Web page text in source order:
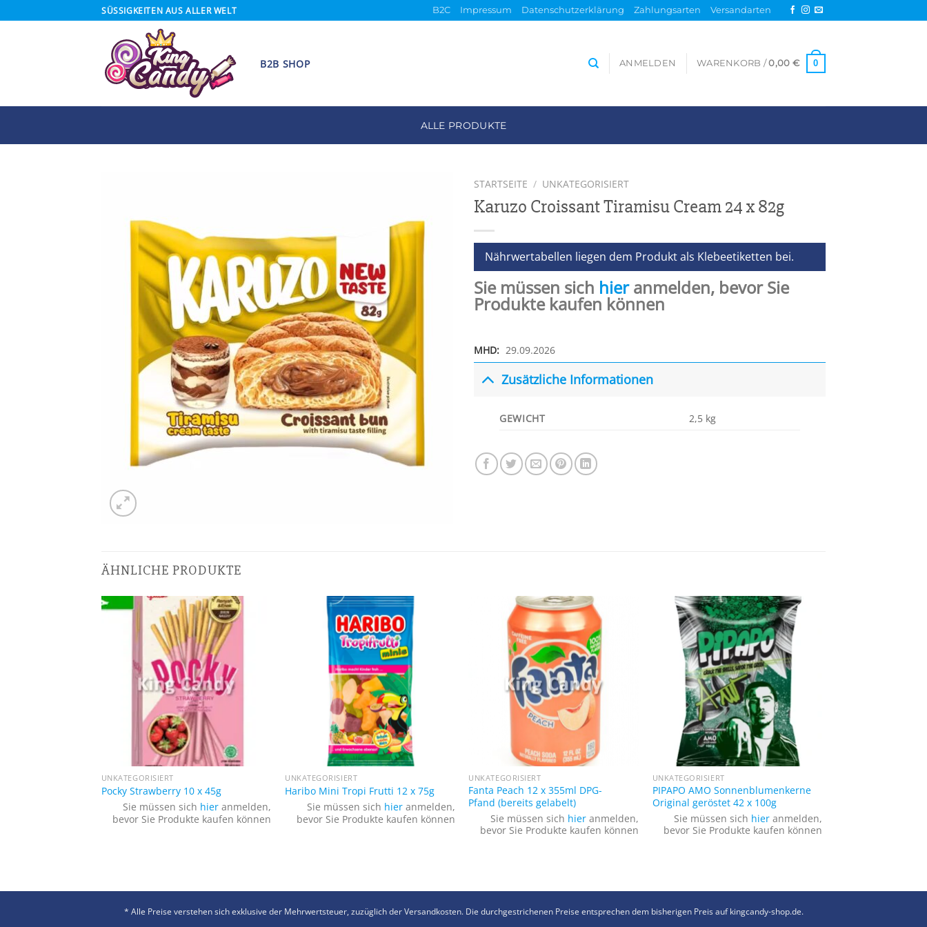
to
SÜSSIGKEITEN AUS ALLER WELT B2C Impressum Datenschutzerklärung Zahlungsarten Versandarten
B2B SHOP ANMELDEN WARENKORB /0,00 € 0
ALLE PRODUKTE
STARTSEITE / UNKATEGORISIERT
Karuzo Croissant Tiramisu Cream 24 x 82g
Nährwertabellen liegen dem Produkt als Klebeetiketten bei.
Sie müssen sich hieranmelden, bevor Sie
Produkte kaufen können
MHD: 29.09.2026
Zusätzliche Informationen
GEWICHT 2,5 kg
ÄHNLICHE PRODUKTE
UNKATEGORISIERT
Pocky Strawberry 10 x 45g
Sie müssen sich hier anmelden,
bevor Sie Produkte kaufen können
UNKATEGORISIERT
Haribo Mini Tropi Frutti 12 x 75g
Sie müssen sich hieranmelden,
bevor Sie Produkte kaufen können
UNKATEGORISIERT
Fanta Peach 12 x 355ml DPG-
Pfand (bereits gelabelt)
Sie müssen sich hieranmelden,
bevor Sie Produkte kaufen können
UNKATEGORISIERT
PIPAPO AMO Sonnenblumenkerne
Original geröstet 42 x 100g
Sie müssen sich hier anmelden,
bevor Sie Produkte kaufen können
* Alle Preise verstehen sich exklusive der Mehrwertsteuer, zuzüglich der Versandkosten. Die durchgestrichenen Preise entsprechen dem bisherigen Preis auf kingcandy-shop.de.